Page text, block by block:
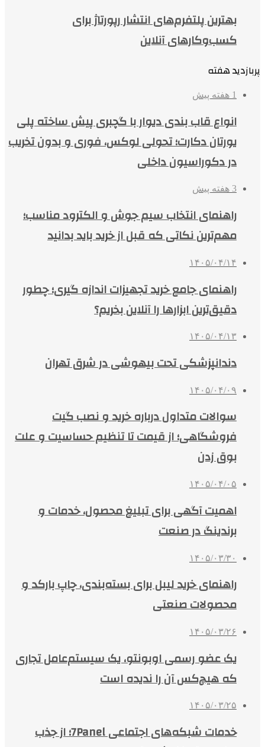
بهترین پلتفرم‌های انتشار رپورتاژ برای
کسب‌وکارهای آنلاین
پربازدید هفته
1 هفته پیش
انواع قاب بندی دیوار با گچبری پیش ساخته پلی
یورتان دکارت؛ تحولی لوکس، فوری و بدون تخریب
در دکوراسیون داخلی
3 هفته پیش
راهنمای انتخاب سیم جوش و الکترود مناسب؛
مهم‌ترین نکاتی که قبل از خرید باید بدانید
۱۴۰۵/۰۴/۱۴
راهنمای جامع خرید تجهیزات اندازه گیری؛ چطور
دقیق‌ترین ابزارها را آنلاین بخریم؟
۱۴۰۵/۰۴/۱۳
دندانپزشکی تحت بیهوشی در شرق تهران
۱۴۰۵/۰۴/۰۹
سوالات متداول درباره خرید و نصب گیت
فروشگاهی؛ از قیمت تا تنظیم حساسیت و علت
بوق زدن
۱۴۰۵/۰۴/۰۵
اهمیت آگهی برای تبلیغ محصول، خدمات و
برندینگ در صنعت
۱۴۰۵/۰۳/۳۰
راهنمای خرید لیبل برای بسته‌بندی، چاپ بارکد و
محصولات صنعتی
۱۴۰۵/۰۳/۲۶
یک عضو رسمی اوبونتو، یک سیستم‌عامل تجاری
که هیچ‌کس آن را ندیده است
۱۴۰۵/۰۳/۲۵
خدمات شبکه‌های اجتماعی 7Panel؛ از جذب